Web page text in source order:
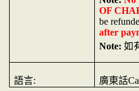
OF
be
after
Note: 如
語言: 廣東話